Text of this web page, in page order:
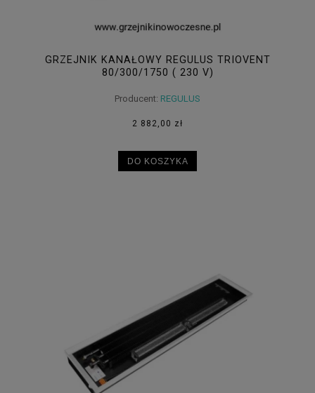
GRZEJNIK KANAŁOWY REGULUS TRIOVENT
80/300/1750 ( 230 V)
Producent: REGULUS
2 882,00 zł
DO KOSZYKA